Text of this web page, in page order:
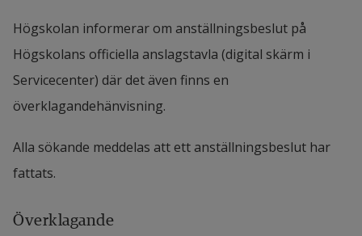
Referenser, inklusive kontaktuppgifter.
Eventuella ö vriga handlingar som är
relevanta.
personal (inklusive forskningsingenjör
och forskningsassistent)
Personligt brev
Högskolan informerar om anställningsbeslut på
Högskolans officiella anslagstavla (digital skärm i
Servicecenter) där det även finns en
överklagandehänvisning.
Alla sökande meddelas att ett anställningsbeslut har
fattats.
Överklagande